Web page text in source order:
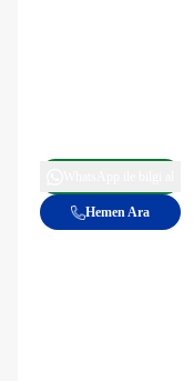
Hemen Ara